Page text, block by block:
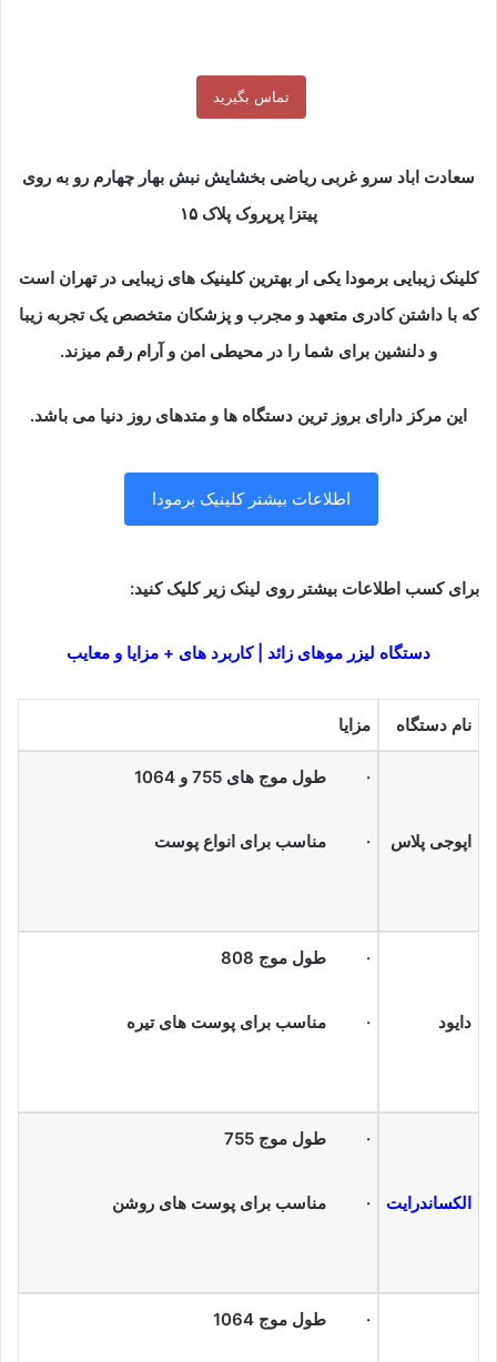
تماس بگیرید
سعادت اباد سرو غربی ریاضی بخشایش نبش بهار چهارم رو به روی
پیتزا پرپروک پلاک ۱۵
کلینک زیبایی برمودا یکی ار بهترین کلینیک های زیبایی در تهران است
که با داشتن کادری متعهد و مجرب و پزشکان متخصص یک تجربه زیبا
و دلنشین برای شما را در محیطی امن و آرام رقم میزند.
این مرکز دارای بروز ترین دستگاه ها و متدهای روز دنیا می باشد.
اطلاعات بیشتر کلینیک برمودا
برای کسب اطلاعات بیشتر روی لینک زیر کلیک کنید:
دستگاه لیزر موهای زائد | کاربرد های + مزایا و معایب
نام دستگاه مزایا
اپوجی پلاس
· طول موج های 755 و 1064
· مناسب برای انواع پوست
دایود
· طول موج 808
· مناسب برای پوست های تیره
الکساندرایت
· طول موج 755
· مناسب برای پوست های روشن
· طول موج 1064